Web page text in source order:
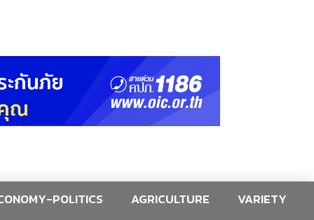
POLITICS AGRICULTURE VARIETY